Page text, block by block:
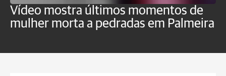
Vídeo mostra últimos momentos de
mulher morta a pedradas em Palmeira